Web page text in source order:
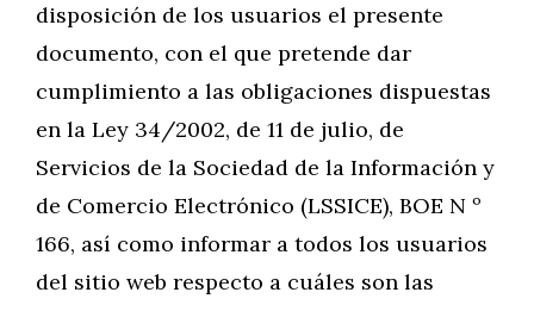
disposición de los usuarios el presente
documento, con el que pretende dar
cumplimiento a las obligaciones dispuestas
en la Ley 34/2002, de 11 de julio, de
Servicios de la Sociedad de la Información y
de Comercio Electrónico (LSSICE), BOE N º
166, así como informar a todos los usuarios
del sitio web respecto a cuáles son las